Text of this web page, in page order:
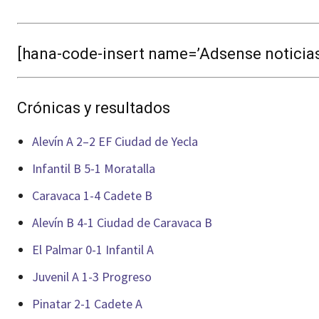
[hana-code-insert name=’Adsense
Crónicas y resultados
Alevín A 2–2 EF Ciudad de Yecla
Infantil B 5-1 Moratalla
Caravaca 1-4 Cadete B
Alevín B 4-1 Ciudad de Caravaca B
El Palmar 0-1 Infantil A
Juvenil A 1-3 Progreso
Pinatar 2-1 Cadete A